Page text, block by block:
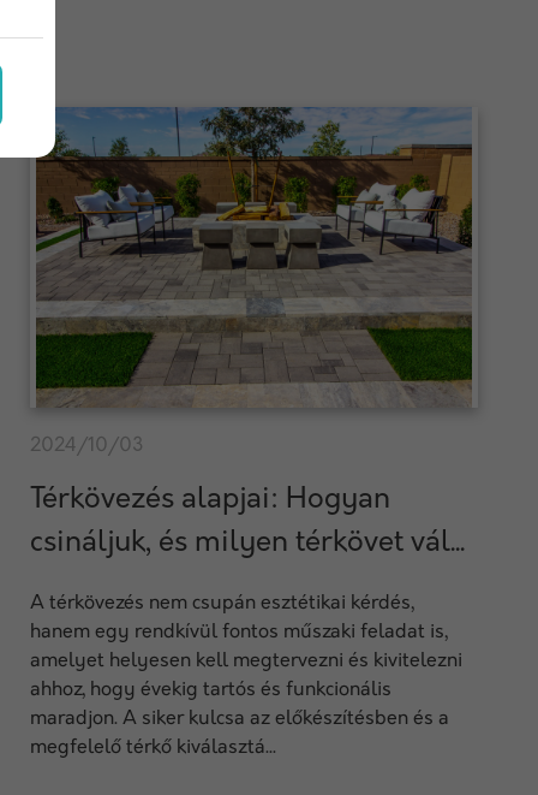
2024/10/03
Térkövezés alapjai: Hogyan
csináljuk, és milyen térkövet vál...
A térkövezés nem csupán esztétikai kérdés,
hanem egy rendkívül fontos műszaki feladat is,
amelyet helyesen kell megtervezni és kivitelezni
ahhoz, hogy évekig tartós és funkcionális
maradjon. A siker kulcsa az előkészítésben és a
megfelelő térkő kiválasztá...